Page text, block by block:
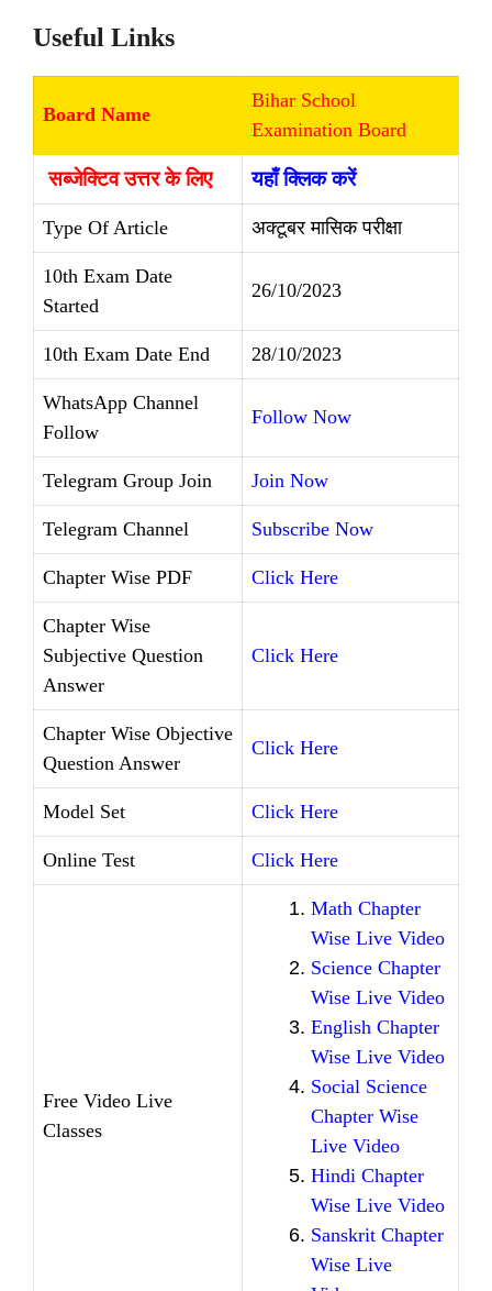
Useful Links
Board Name
Bihar School
Examination Board
सब्जेक्टिव उत्तर के लिए यहाँ क्लिक करें
Type Of Article अक्टूबर मासिक परीक्षा
10th Exam Date
Started
26/10/2023
10th Exam Date End 28/10/2023
WhatsApp Channel
Follow
Follow Now
Telegram Group Join Join Now
Telegram Channel Subscribe Now
Chapter Wise PDF Click Here
Chapter Wise
Subjective Question
Answer
Click Here
Chapter Wise Objective
Question Answer
Click Here
Model Set Click Here
Online Test Click Here
Free Video Live
Classes
Math Chapter
Wise Live Video
Science Chapter
Wise Live Video
English Chapter
Wise Live Video
Social Science
Chapter Wise
Live Video
Hindi Chapter
Wise Live Video
Sanskrit Chapter
Wise Live